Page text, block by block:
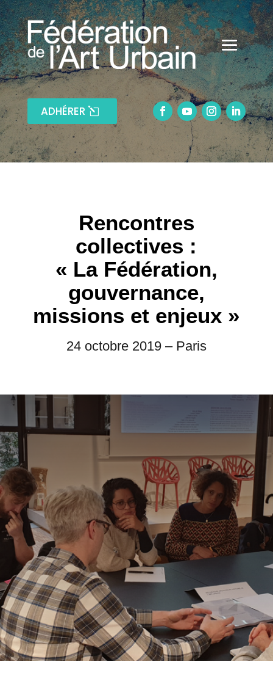
ADHÉRER
Rencontres
collectives :
« La Fédération,
gouvernance,
missions et enjeux »
24 octobre 2019 – Paris